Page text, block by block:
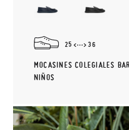
25 36
MOCASINES COLEGIALES
NIÑOS